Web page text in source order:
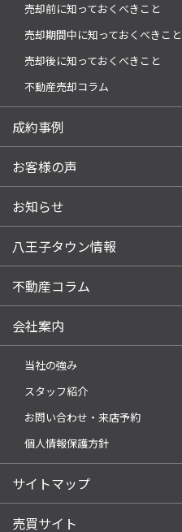
売却前に知っておくべきこと
売却期間中に知っておくべきこと
売却後に知っておくべきこと
不動産売却コラム
成約事例
お客様の声
お知らせ
八王子タウン情報
不動産コラム
会社案内
当社の強み
スタッフ紹介
お問い合わせ・来店予約
個人情報保護方針
サイトマップ
売買サイト